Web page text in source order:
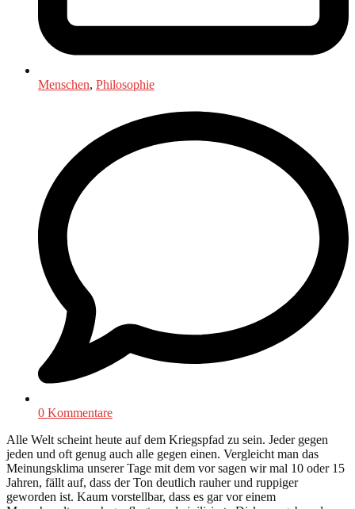
Menschen, Philosophie
0 Kommentare
Alle Welt scheint heute auf dem Kriegspfad zu sein. Jeder gegen
jeden und oft genug auch alle gegen einen. Vergleicht man das
Meinungsklima unserer Tage mit dem vor sagen wir mal 10 oder 15
Jahren, fällt auf, dass der Ton deutlich rauher und ruppiger
geworden ist. Kaum vorstellbar, dass es gar vor einem